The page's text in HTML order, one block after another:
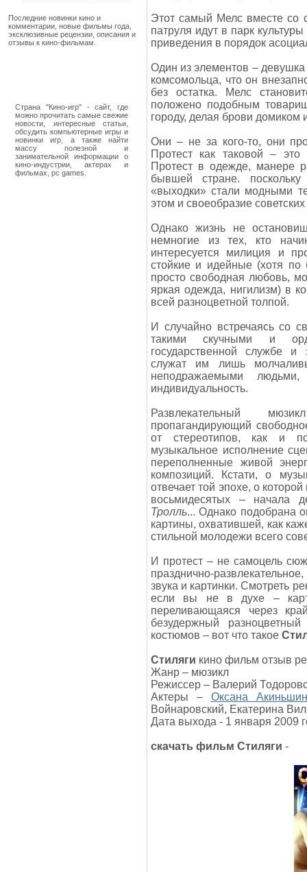
Последние новинки кино и
комментарии, новые фильмы года,
эксклюзивные рецензии, описания и
отзывы к кино-фильмам.
Страна "Кино-игр" - сайт, где
можно прочитать самые свежие
новости, интересные статьи,
обсудить компьютерные игры и
новинки игр, а также найти
массу полезной и
занимательной информации о
кино-индустрии, актерах и
фильмах, pc games.
Этот самый Мелс вместе со
патруля идут в парк
приведения в порядок
Один из элементов –
комсомольца, что он
без остатка. Мелс
положено подобным
городу, делая брови домиком
Они – не за кого-то, они
Протест как таковой –
Протест в одежде, манере
бывшей стране.
«выходки» стали модными
этом и своеобразие советских
Однако жизнь не
немногие из тех, кто
интересуется милиция и
стойкие и идейные (хотя по
просто свободная любовь,
яркая одежда, нигилизм) в
всей разноцветной толпой.
И случайно встречаясь со
такими скучными и
государственной службе
служат им лишь
неподражаемыми
индивидуальность.
Развлекательный
пропагандирующий
от стереотипов, как и
музыкальное исполнение
переполненные живой
композиций. Кстати, о
отвечает той эпохе, о
восьмидесятых – начала
Тролль... Однако подобрана
картины, охватившей, как
стильной молодежи всего
И протест – не самоцель
празднично-
звука и картинки. Смотреть
если вы не в духе –
переливающаяся через
безудержный
костюмов – вот что такое
Стиляги кино фильм отзыв
Жанр – мюзикл
Режиссер – Валерий
Актеры – Оксана
Войнаровский, Екатерина
Дата выхода - 1 января 2009
скачать фильм Стиляги -